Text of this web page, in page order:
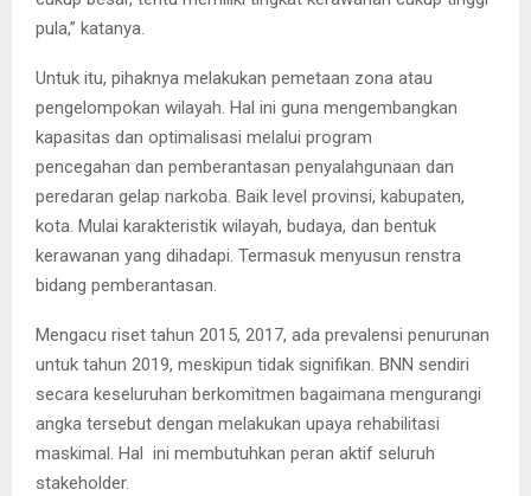
pula,” katanya.
Untuk itu, pihaknya melakukan pemetaan zona atau
pengelompokan wilayah. Hal ini guna mengembangkan
kapasitas dan optimalisasi melalui program
pencegahan dan pemberantasan penyalahgunaan dan
peredaran gelap narkoba. Baik level provinsi, kabupaten,
kota. Mulai karakteristik wilayah, budaya, dan bentuk
kerawanan yang dihadapi. Termasuk menyusun renstra
bidang pemberantasan.
Mengacu riset tahun 2015, 2017, ada prevalensi penurunan
untuk tahun 2019, meskipun tidak signifikan. BNN sendiri
secara keseluruhan berkomitmen bagaimana mengurangi
angka tersebut dengan melakukan upaya rehabilitasi
maskimal. Hal ini membutuhkan peran aktif seluruh
stakeholder.